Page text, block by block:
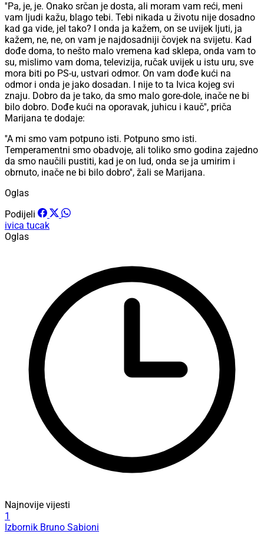
''Pa, je, je. Onako srčan je dosta, ali moram vam reći, meni
vam ljudi kažu, blago tebi. Tebi nikada u životu nije dosadno
kad ga vide, jel tako? I onda ja kažem, on se uvijek ljuti, ja
kažem, ne, ne, on vam je najdosadniji čovjek na svijetu. Kad
dođe doma, to nešto malo vremena kad sklepa, onda vam to
su, mislimo vam doma, televizija, ručak uvijek u istu uru, sve
mora biti po PS-u, ustvari odmor. On vam dođe kući na
odmor i onda je jako dosadan. I nije to ta Ivica kojeg svi
znaju. Dobro da je tako, da smo malo gore-dole, inače ne bi
bilo dobro. Dođe kući na oporavak, juhicu i kauč'', priča
Marijana te dodaje:
''A mi smo vam potpuno isti. Potpuno smo isti.
Temperamentni smo obadvoje, ali toliko smo godina zajedno
da smo naučili pustiti, kad je on lud, onda se ja umirim i
obrnuto, inače ne bi bilo dobro'', žali se Marijana.
Oglas
Podijeli
ivica tucak
Oglas
Najnovije vijesti
1
Izbornik Bruno Sabioni